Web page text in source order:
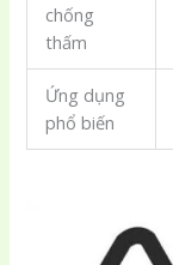
chống
thấm
Ứng dụng
phổ biến